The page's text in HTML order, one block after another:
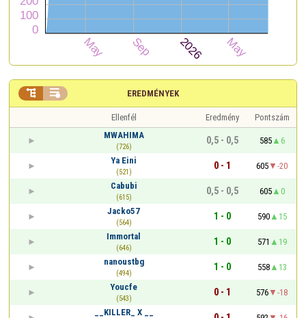
EREDMÉNYEK
 
Ellenfél Eredmény
Pontszám
MWAHIMA
(726)
0,5 - 0,5 585
6
Ya Eini
(521)
0 - 1 605
-20
Cabubi
(615)
0,5 - 0,5 605
0
Jacko57
(564)
1 - 0 590
15
Immortal
(646)
1 - 0 571
19
nanoustbg
(494)
1 - 0 558
13
Youcfe
(543)
0 - 1 576
-18
__KILLER_ X __